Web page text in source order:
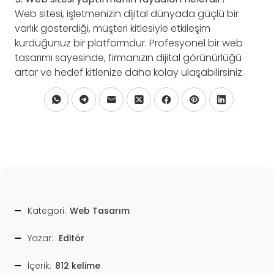
Web sitesi, işletmenizin dijital dünyada güçlü bir
varlık gösterdiği, müşteri kitlesiyle etkileşim
kurduğunuz bir platformdur. Profesyonel bir web
tasarımı sayesinde, firmanızın dijital görünürlüğü
artar ve hedef kitlenize daha kolay ulaşabilirsiniz.
Kategori: Web Tasarım
Yazar: Editör
İçerik: 812 kelime